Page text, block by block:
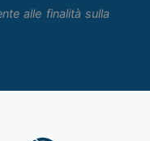
alle finalità sulla